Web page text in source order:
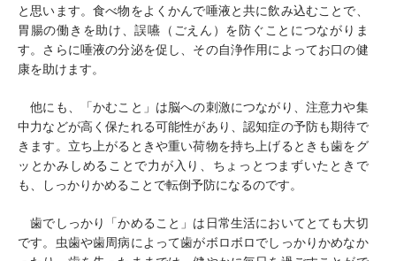
と思います。食べ物をよくかんで唾液と共に飲み込むことで、
胃腸の働きを助け、誤嚥（ごえん）を防ぐことにつながりま
す。さらに唾液の分泌を促し、その自浄作用によってお口の健
康を助けます。
他にも、「かむこと」は脳への刺激につながり、注意力や集
中力などが高く保たれる可能性があり、認知症の予防も期待で
きます。立ち上がるときや重い荷物を持ち上げるときも歯をグ
ッとかみしめることで力が入り、ちょっとつまずいたときで
も、しっかりかめることで転倒予防になるのです。
歯でしっかり「かめること」は日常生活においてとても大切
です。虫歯や歯周病によって歯がボロボロでしっかりかめなか